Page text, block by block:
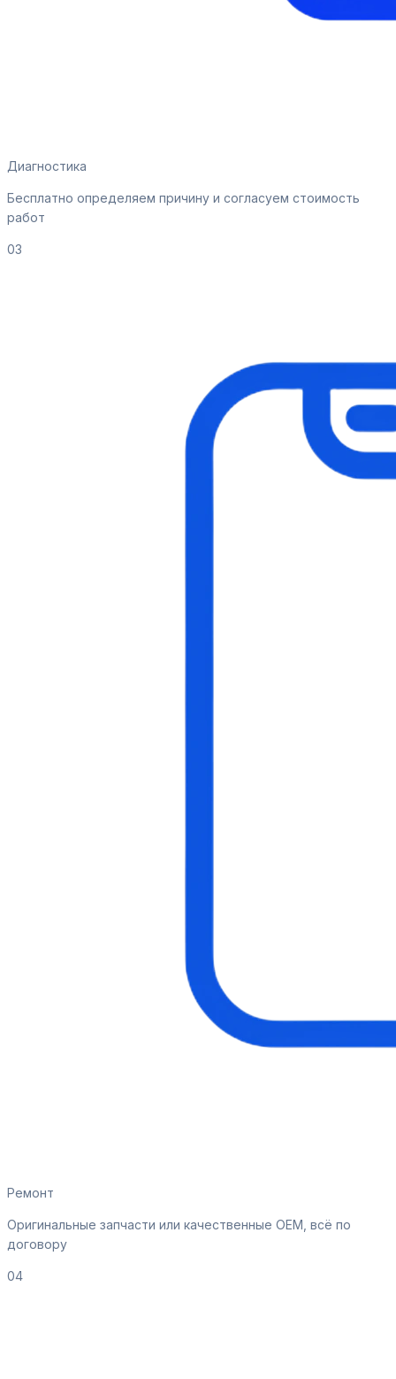
Диагностика
Бесплатно определяем причину и согласуем стоимость
работ
03
Ремонт
Оригинальные запчасти или качественные OEM, всё по
договору
04